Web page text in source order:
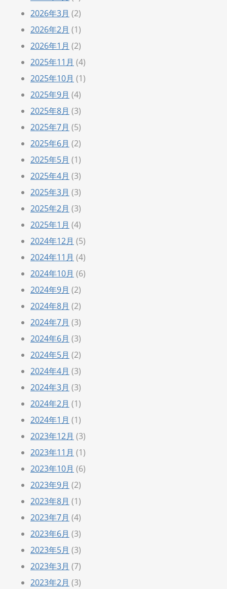
2026年3月 (2)
2026年2月 (1)
2026年1月 (2)
2025年11月 (4)
2025年10月 (1)
2025年9月 (4)
2025年8月 (3)
2025年7月 (5)
2025年6月 (2)
2025年5月 (1)
2025年4月 (3)
2025年3月 (3)
2025年2月 (3)
2025年1月 (4)
2024年12月 (5)
2024年11月 (4)
2024年10月 (6)
2024年9月 (2)
2024年8月 (2)
2024年7月 (3)
2024年6月 (3)
2024年5月 (2)
2024年4月 (3)
2024年3月 (3)
2024年2月 (1)
2024年1月 (1)
2023年12月 (3)
2023年11月 (1)
2023年10月 (6)
2023年9月 (2)
2023年8月 (1)
2023年7月 (4)
2023年6月 (3)
2023年5月 (3)
2023年3月 (7)
2023年2月 (3)